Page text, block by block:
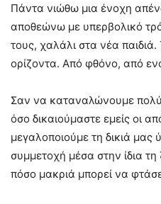
Πάντα νιώθω μια ένοχη
αποθεώνω με υπερβολικό
τους, χαλάλι στα νέα
ορίζοντα. Από φθόνο, από
Σαν να καταναλώνουμε
όσο δικαιούμαστε εμείς οι
μεγαλοποιούμε τη δικιά μας
συμμετοχή μέσα στην ίδια
πόσο μακριά μπορεί να